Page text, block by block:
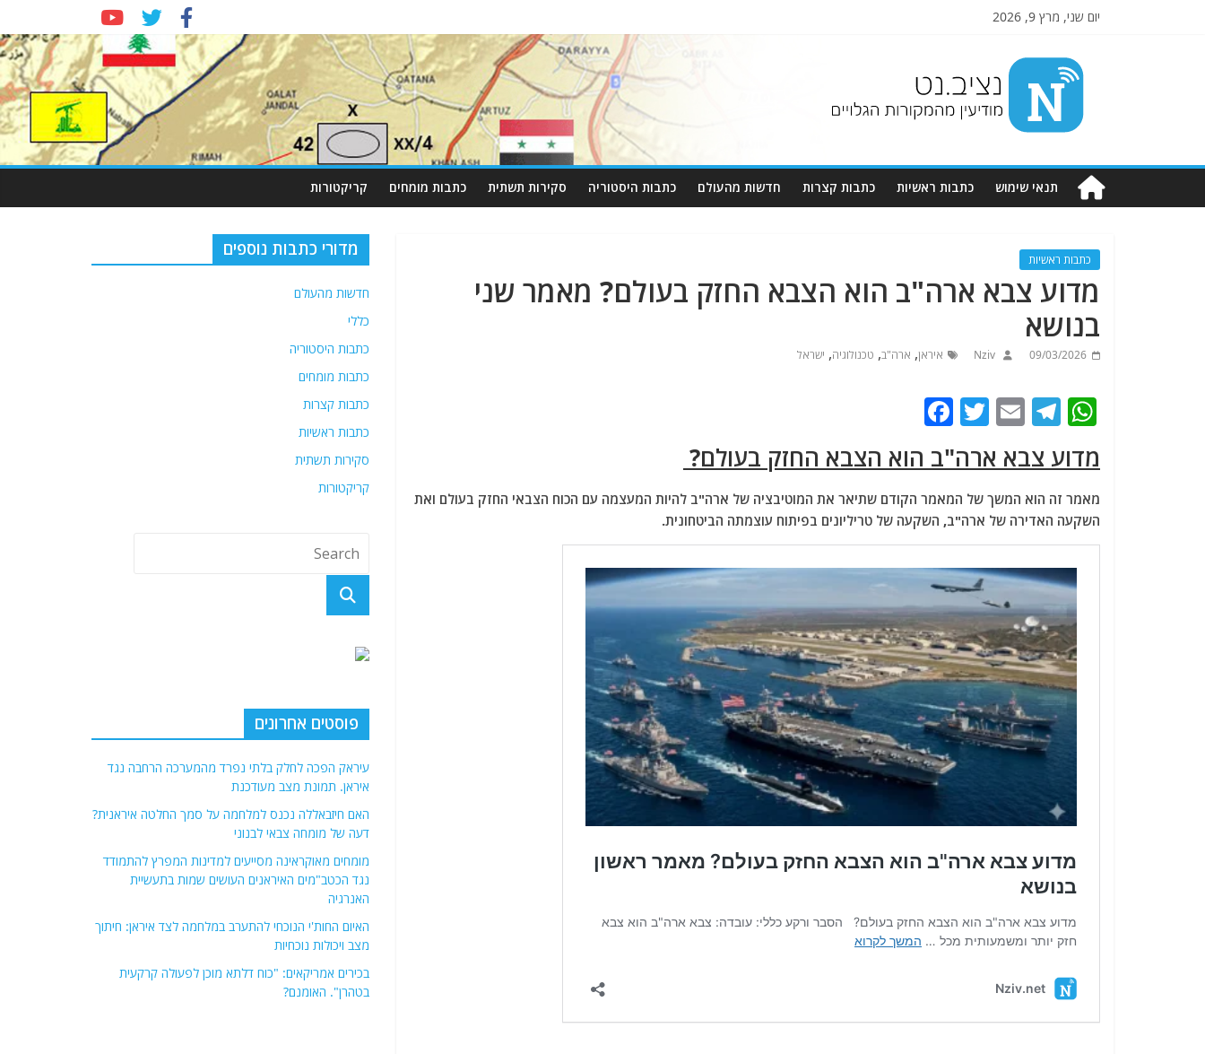
יום שני, מרץ 9, 2026
Nziv.net
מודיעין
מהמקורות
תנאי שימוש כתבות ראשיות כתבות קצרות חדשות מהעולם כתבות היסטוריה סקירות תשתית כתבות מומחים קריקטורות
כתבות ראשיות
מדוע צבא ארה"ב הוא הצבא החזק בעולם? מאמר שני
בנושא
09/03/2026
Nziv איראן, ארה"ב, טכנולוגיה, ישראל
W
at
s
A
p
p
T
e
g
ra
m
E
ai
l
T
w
itt
er
c
e
b
o
k
מדוע צבא ארה"ב הוא הצבא החזק בעולם?
מאמר זה הוא המשך של המאמר הקודם שתיאר את המוטיבציה של ארה"ב להיות המעצמה עם הכוח הצבאי החזק בעולם ואת
השקעה האדירה של ארה"ב, השקעה של טריליונים בפיתוח עוצמתה הביטחונית.
מדורי כתבות נוספים
חדשות מהעולם
כללי
כתבות היסטוריה
כתבות מומחים
כתבות קצרות
כתבות ראשיות
סקירות תשתית
קריקטורות
פוסטים אחרונים
עיראק הפכה לחלק בלתי נפרד מהמערכה הרחבה נגד
איראן. תמונת מצב מעודכנת
האם חיזבאללה נכנס למלחמה על סמך החלטה איראנית?
דעה של מומחה צבאי לבנוני
מומחים מאוקראינה מסייעים למדינות המפרץ להתמודד
נגד הכטב"מים האיראנים העושים שמות בתעשיית
האנרגיה
האיום החות'י הנוכחי להתערב במלחמה לצד איראן: חיתוך
מצב ויכולות נוכחיות
בכירים אמריקאים: "כוח דלתא מוכן לפעולה קרקעית
בטהרן". האומנם?